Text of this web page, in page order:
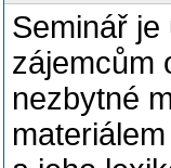
Seminář
zájemcům
nezbytné
materiálem